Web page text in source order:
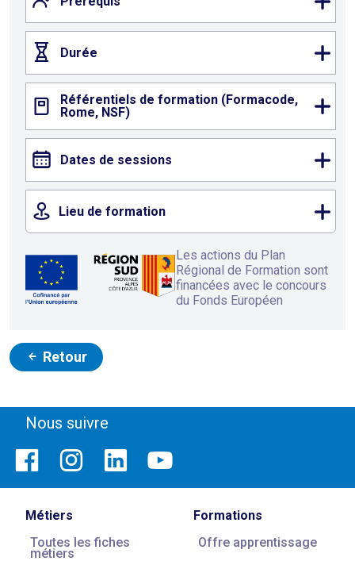
Durée
Référentiels de formation (Formacode,
Rome, NSF)
Dates de sessions
Lieu de formation
Les actions du Plan
Régional de Formation sont
financées avec le concours
du Fonds Européen
Retour
Nous suivre
Métiers
Toutes les fiches
métiers
Formations
Offre apprentissage